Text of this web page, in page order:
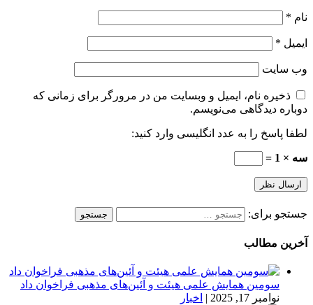
نام *
ایمیل *
وب‌ سایت
ذخیره نام، ایمیل و وبسایت من در مرورگر برای زمانی که
دوباره دیدگاهی می‌نویسم.
لطفا پاسخ را به عدد انگلیسی وارد کنید:
سه × 1 =
جستجو برای:
آخرین مطالب
سومین همایش علمی هیئت و آئین‌های مذهبی فراخوان داد
نوامبر 17, 2025
| اخبار